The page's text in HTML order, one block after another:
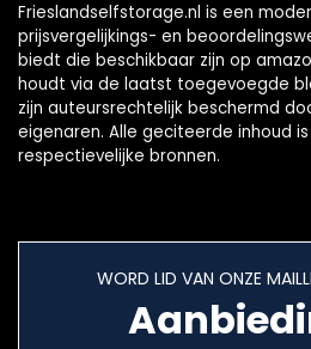
Frieslandselfstorage.nl is een
prijsvergelijkings- en
biedt die beschikbaar zijn op
houdt via de laatst toegevoegde
zijn auteursrechtelijk beschermd
eigenaren. Alle geciteerde inhoud
respectievelijke bronnen.
WORD LID VAN ONZE